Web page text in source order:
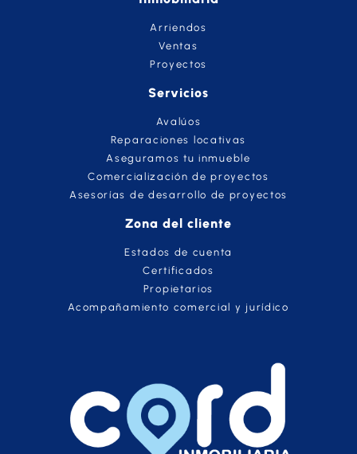
Arriendos
Ventas
Proyectos
Servicios
Avalúos
Reparaciones locativas
Aseguramos tu inmueble
Comercialización de proyectos
Asesorías de desarrollo de proyectos
Zona del cliente
Estados de cuenta
Certificados
Propietarios
Acompañamiento comercial y jurídico